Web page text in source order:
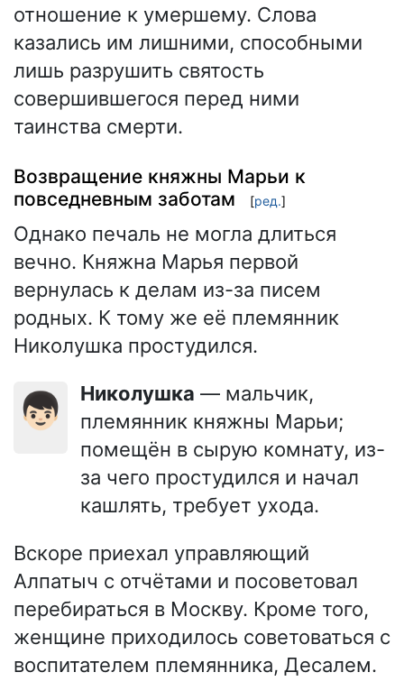
отношение к умершему. Слова
казались им лишними, способными
лишь разрушить святость
совершившегося перед ними
таинства смерти.
Возвращение княжны Марьи к
повседневным заботам
[ред.]
Однако печаль не могла длиться
вечно. Княжна Марья первой
вернулась к делам из-за писем
родных. К тому же её племянник
Николушка простудился.
👦🏻 Николушка — мальчик,
племянник княжны Марьи;
помещён в сырую комнату, из-
за чего простудился и начал
кашлять, требует ухода.
Вскоре приехал управляющий
Алпатыч с отчётами и посоветовал
перебираться в Москву. Кроме того,
женщине приходилось советоваться с
воспитателем племянника, Десалем.